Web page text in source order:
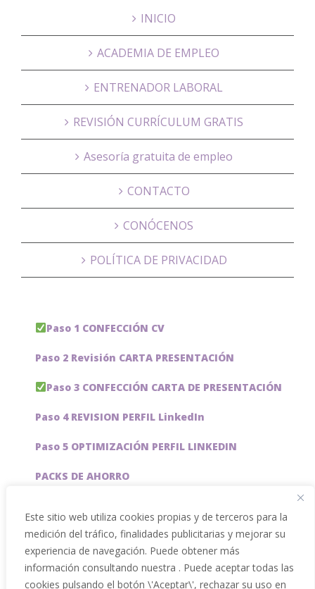
Este sitio web utiliza cookies propias y de terceros para la
medición del tráfico, finalidades publicitarias y mejorar su
experiencia de navegación. Puede obtener más
información consultando nuestra . Puede aceptar todas las
cookies pulsando el botón \'Aceptar\', rechazar su uso en
INICIO
ACADEMIA DE EMPLEO
ENTRENADOR LABORAL
REVISIÓN CURRÍCULUM GRATIS
Asesoría gratuita de empleo
CONTACTO
CONÓCENOS
POLÍTICA DE PRIVACIDAD
Paso 1 CONFECCIÓN CV
Paso 2 Revisión CARTA PRESENTACIÓN
Paso 3 CONFECCIÓN CARTA DE PRESENTACIÓN
Paso 4 REVISION PERFIL LinkedIn
Paso 5 OPTIMIZACIÓN PERFIL LINKEDIN
PACKS DE AHORRO
Servicios especiales